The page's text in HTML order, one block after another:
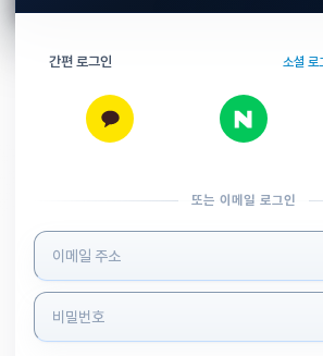
간편 로그인 소셜 로
또는 이메일 로그인
로그인 정보 입력